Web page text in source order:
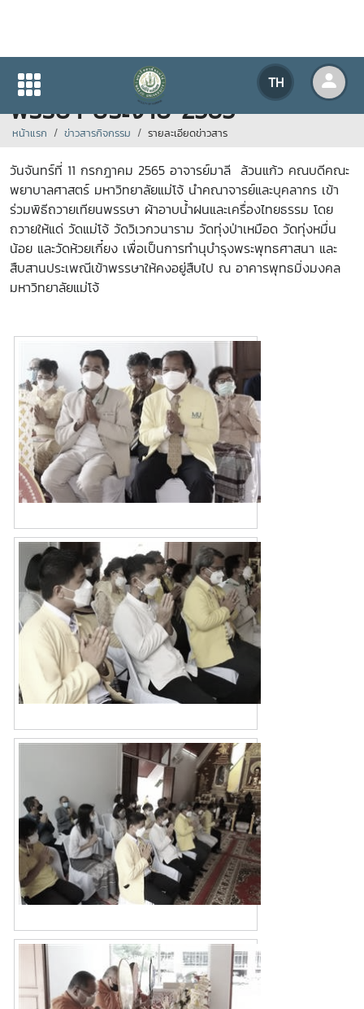
TH
มหาวิทยาลัยแม่โจ้ จัดถวายเทียน
พรรษา ประจำปี 2565
หน้าแรก ข่าวสารกิจกรรม รายละเอียดข่าวสาร
วันจันทร์ที่ 11 กรกฎาคม 2565 อาจารย์มาลี ล้วนแก้ว คณบดีคณะ
พยาบาลศาสตร์ มหาวิทยาลัยแม่โจ้ นำคณาจารย์และบุคลากร เข้า
ร่วมพิธีถวายเทียนพรรษา ผ้าอาบน้ำฝนและเครื่องไทยธรรม โดย
ถวายให้แด่ วัดแม่โจ้ วัดวิเวกวนาราม วัดทุ่งป่าเหมือด วัดทุ่งหมื่น
น้อย และวัดห้วยเกี๋ยง เพื่อเป็นการทำนุบำรุงพระพุทธศาสนา และ
สืบสานประเพณีเข้าพรรษาให้คงอยู่สืบไป ณ อาคารพุทธมิ่งมงคล
มหาวิทยาลัยแม่โจ้